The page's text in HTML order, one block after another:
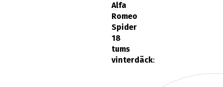
Alfa
Romeo
Spider
18
tums
vinterdäck: